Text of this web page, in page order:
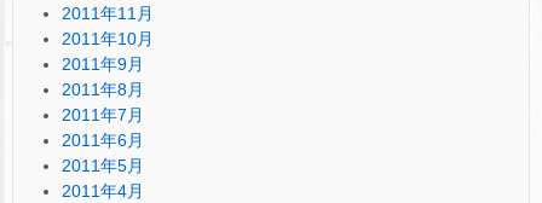
2011年11月
2011年10月
2011年9月
2011年8月
2011年7月
2011年6月
2011年5月
2011年4月